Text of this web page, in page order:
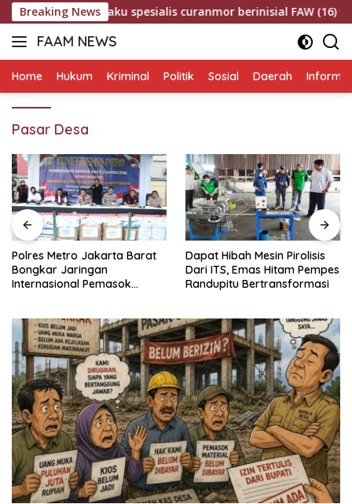
Langsung
ke
konten
Breaking News
dua pelaku spesialis curanmor berinisial FAW (16) warga
FAAM NEWS
Mengungkap
Mengawal
Home Hukum Kriminal Politik Sosial Daerah
Pasar Desa
Polres Metro Jakarta Barat
Bongkar Jaringan
Internasional Pemasok
Barang Bukti 1,1 ton Senilai
Rp119 Miliar Dimusnahkan
Dapat Hibah Mesin Pirolisis
Dari ITS, Emas Hitam Pempes
Randupitu Bertransformasi